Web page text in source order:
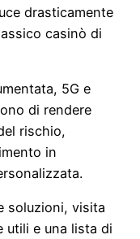
drasticamente
casinò di
5G e
di rendere
rischio,
in
soluzioni, visita
utili e una lista di